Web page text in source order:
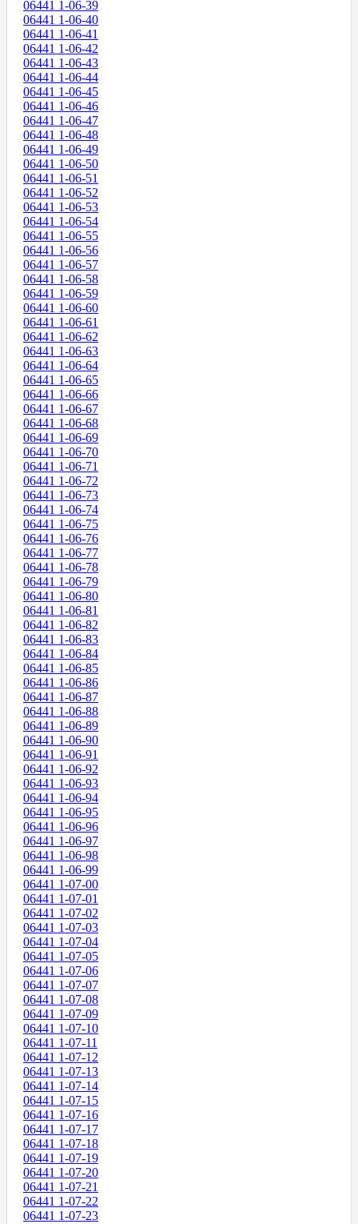
06441 1-06-39
06441 1-06-40
06441 1-06-41
06441 1-06-42
06441 1-06-43
06441 1-06-44
06441 1-06-45
06441 1-06-46
06441 1-06-47
06441 1-06-48
06441 1-06-49
06441 1-06-50
06441 1-06-51
06441 1-06-52
06441 1-06-53
06441 1-06-54
06441 1-06-55
06441 1-06-56
06441 1-06-57
06441 1-06-58
06441 1-06-59
06441 1-06-60
06441 1-06-61
06441 1-06-62
06441 1-06-63
06441 1-06-64
06441 1-06-65
06441 1-06-66
06441 1-06-67
06441 1-06-68
06441 1-06-69
06441 1-06-70
06441 1-06-71
06441 1-06-72
06441 1-06-73
06441 1-06-74
06441 1-06-75
06441 1-06-76
06441 1-06-77
06441 1-06-78
06441 1-06-79
06441 1-06-80
06441 1-06-81
06441 1-06-82
06441 1-06-83
06441 1-06-84
06441 1-06-85
06441 1-06-86
06441 1-06-87
06441 1-06-88
06441 1-06-89
06441 1-06-90
06441 1-06-91
06441 1-06-92
06441 1-06-93
06441 1-06-94
06441 1-06-95
06441 1-06-96
06441 1-06-97
06441 1-06-98
06441 1-06-99
06441 1-07-00
06441 1-07-01
06441 1-07-02
06441 1-07-03
06441 1-07-04
06441 1-07-05
06441 1-07-06
06441 1-07-07
06441 1-07-08
06441 1-07-09
06441 1-07-10
06441 1-07-11
06441 1-07-12
06441 1-07-13
06441 1-07-14
06441 1-07-15
06441 1-07-16
06441 1-07-17
06441 1-07-18
06441 1-07-19
06441 1-07-20
06441 1-07-21
06441 1-07-22
06441 1-07-23